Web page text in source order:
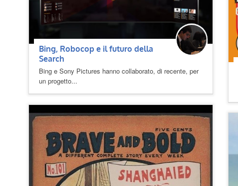
Bing, Robocop e il futuro della
Search
Bing e Sony Pictures hanno collaborato, di recente, per
un progetto...